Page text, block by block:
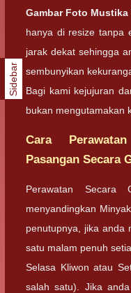
Gambar Foto Mustika
hanya di resize tanpa
jarak dekat sehingga
sembunyikan
Bagi kami kejujuran
bukan mengutamakan
Cara
Pasangan Secara
Perawatan Secara
menyandingkan
penutupnya, jika anda
satu malam penuh
Selasa Kliwon atau
salah satu). Jika
Sidebar